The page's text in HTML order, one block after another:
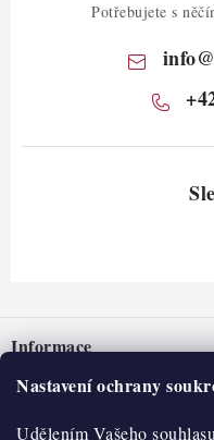
Nastavení ochrany
Udělením Vašeho
Potřebujete s
info@
pInformace
Nepřevzetí zásilky na dobírku
Obchodní podmínky
O nás